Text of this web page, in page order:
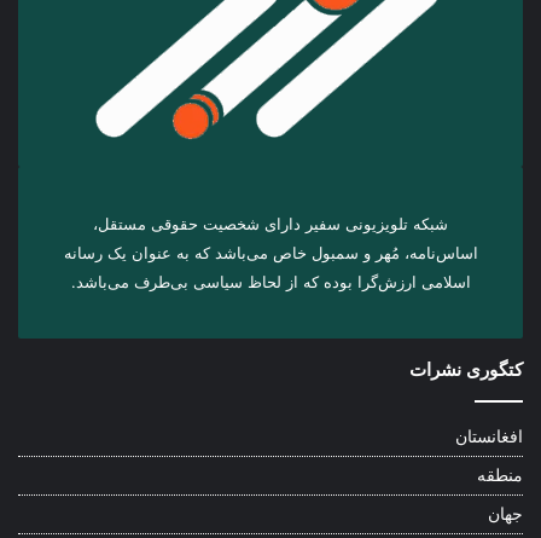
شبکه تلویزیونی سفیر دارای شخصیت حقوقی مستقل،
اساس‌نامه، مُهر و سمبول خاص می‌باشد که به عنوان یک رسانه
اسلامی ارزش‌گرا بوده که از لحاظ سیاسی بی‌طرف می‌باشد.
کتگوری نشرات
افغانستان
منطقه
جهان